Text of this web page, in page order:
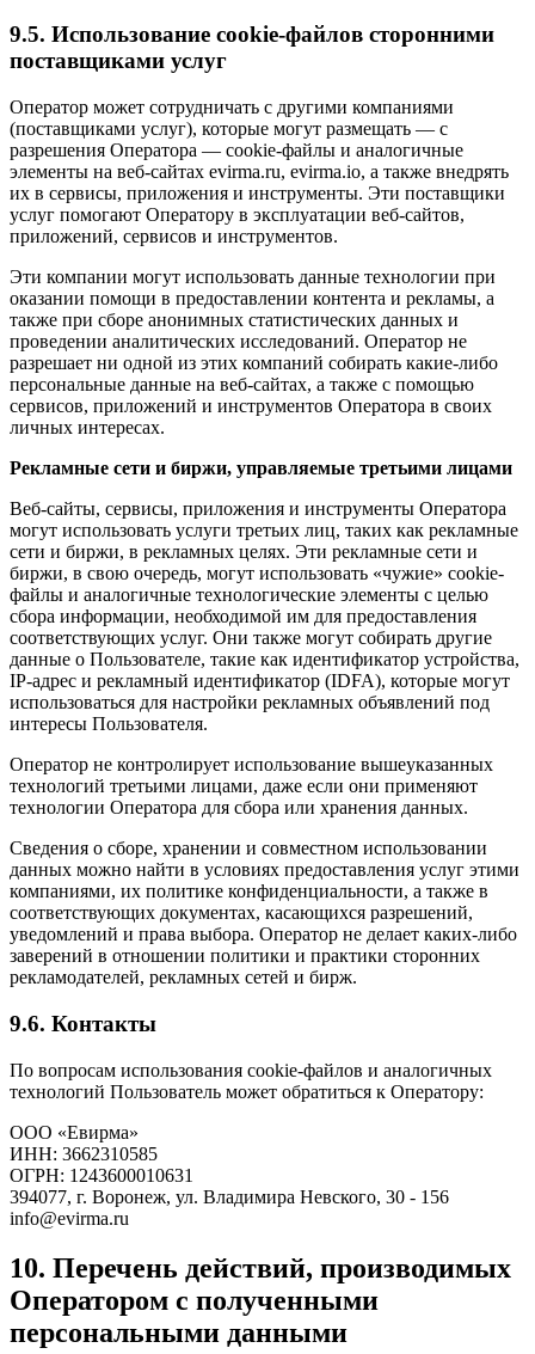
9.5. Использование cookie-файлов сторонними
поставщиками услуг
Оператор может сотрудничать с другими компаниями
(поставщиками услуг), которые могут размещать — с
разрешения Оператора — cookie-файлы и аналогичные
элементы на веб-сайтах evirma.ru, evirma.io, а также внедрять
их в сервисы, приложения и инструменты. Эти поставщики
услуг помогают Оператору в эксплуатации веб-сайтов,
приложений, сервисов и инструментов.
Эти компании могут использовать данные технологии при
оказании помощи в предоставлении контента и рекламы, а
также при сборе анонимных статистических данных и
проведении аналитических исследований. Оператор не
разрешает ни одной из этих компаний собирать какие-либо
персональные данные на веб-сайтах, а также с помощью
сервисов, приложений и инструментов Оператора в своих
личных интересах.
Рекламные сети и биржи, управляемые третьими лицами
Веб-сайты, сервисы, приложения и инструменты Оператора
могут использовать услуги третьих лиц, таких как рекламные
сети и биржи, в рекламных целях. Эти рекламные сети и
биржи, в свою очередь, могут использовать «чужие» cookie-
файлы и аналогичные технологические элементы с целью
сбора информации, необходимой им для предоставления
соответствующих услуг. Они также могут собирать другие
данные о Пользователе, такие как идентификатор устройства,
IP-адрес и рекламный идентификатор (IDFA), которые могут
использоваться для настройки рекламных объявлений под
интересы Пользователя.
Оператор не контролирует использование вышеуказанных
технологий третьими лицами, даже если они применяют
технологии Оператора для сбора или хранения данных.
Сведения о сборе, хранении и совместном использовании
данных можно найти в условиях предоставления услуг этими
компаниями, их политике конфиденциальности, а также в
соответствующих документах, касающихся разрешений,
уведомлений и права выбора. Оператор не делает каких-либо
заверений в отношении политики и практики сторонних
рекламодателей, рекламных сетей и бирж.
9.6. Контакты
По вопросам использования cookie-файлов и аналогичных
технологий Пользователь может обратиться к Оператору:
ООО «Евирма»
ИНН: 3662310585
ОГРН: 1243600010631
394077, г. Воронеж, ул. Владимира Невского, 30 - 156
info@evirma.ru
10. Перечень действий, производимых
Оператором с полученными
персональными данными